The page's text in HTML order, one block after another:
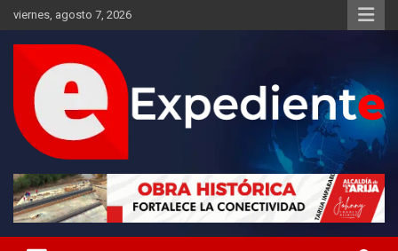
Saltar
al
contenido
viernes, agosto 7, 2026
Expediente